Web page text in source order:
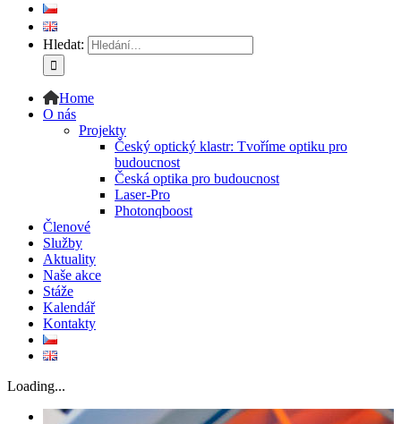
Hledat:
Home
O nás
Projekty
Český optický klastr: Tvoříme optiku pro
budoucnost
Česká optika pro budoucnost
Laser-Pro
Photonqboost
Členové
Služby
Aktuality
Naše akce
Stáže
Kalendář
Kontakty
Loading...